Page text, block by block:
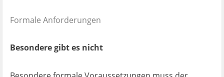
Formale Anforderungen
Besondere gibt es nicht